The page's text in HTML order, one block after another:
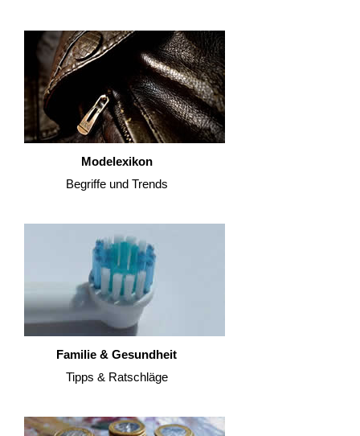
Modelexikon
Begriffe und Trends
Familie & Gesundheit
Tipps & Ratschläge